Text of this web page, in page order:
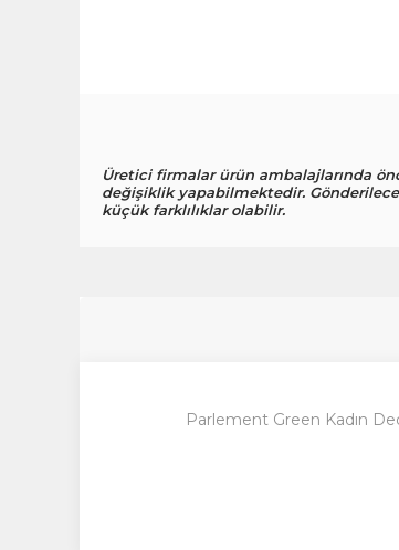
Üretici firmalar ürün ambalajlarında
değişiklik yapabilmektedir.
küçük farklılıklar olabilir.
Parlement Green Kadın